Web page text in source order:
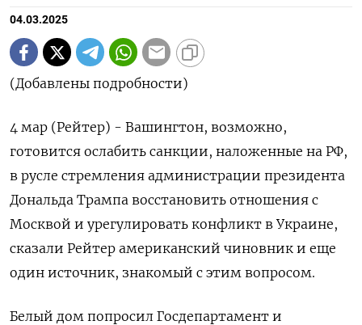
04.03.2025
(Добавлены подробности)
4 мар (Рейтер) - Вашингтон, возможно,
готовится ослабить санкции, наложенные на РФ,
в русле стремления администрации президента
Дональда Трампа восстановить отношения с
Москвой и урегулировать конфликт в Украине,
сказали Рейтер американский чиновник и еще
один источник, знакомый с этим вопросом.
Белый дом попросил Госдепартамент и